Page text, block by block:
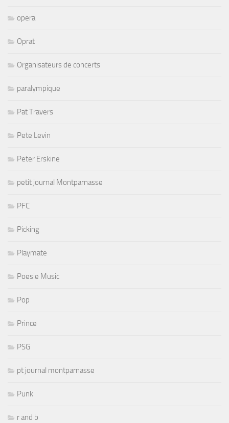
opera
Oprat
Organisateurs de concerts
paralympique
Pat Travers
Pete Levin
Peter Erskine
petit journal Montparnasse
PFC
Picking
Playmate
Poesie Music
Pop
Prince
PSG
pt journal montparnasse
Punk
r and b